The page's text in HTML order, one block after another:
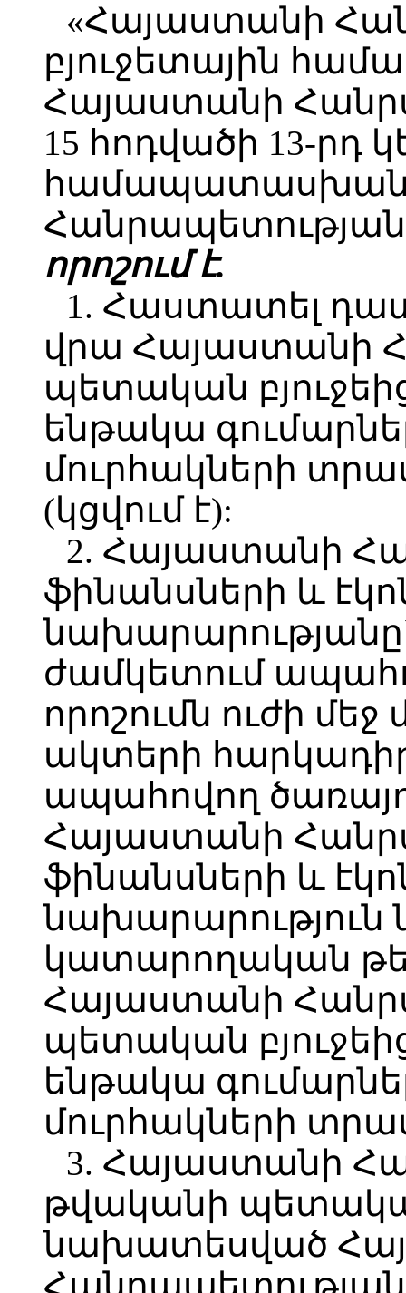
«Հայաստանի
բյուջետային
Հայաստանի
15 հոդվածի 13-րդ
Հանրապետության
որոշում է.
1. Հաստատել
վրա Հայաստանի
պետական
ենթակա
մուրհակների
(կցվում է):
2. Հայաստանի
ֆինանսների և
ժամկետում
որոշումն ուժի
ակտերի
ապահովող
Հայաստանի
ֆինանսների և
նախարարություն
կատարողական
Հայաստանի
պետական
ենթակա
մուրհակների
3. Հայաստանի
թվականի
նախատեսված